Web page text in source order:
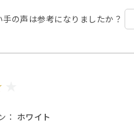
手の声は参考になりましたか？
： ホワイト